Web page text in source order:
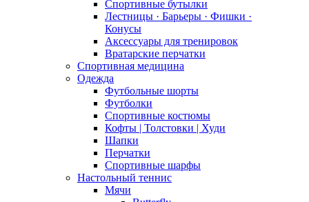
Спортивные бутылки
Лестницы · Барьеры · Фишки ·
Конусы
Аксессуары для тренировок
Вратарские перчатки
Спортивная медицина
Одежда
Футбольные шорты
Футболки
Спортивные костюмы
Кофты | Толстовки | Худи
Шапки
Перчатки
Спортивные шарфы
Настольный теннис
Мячи